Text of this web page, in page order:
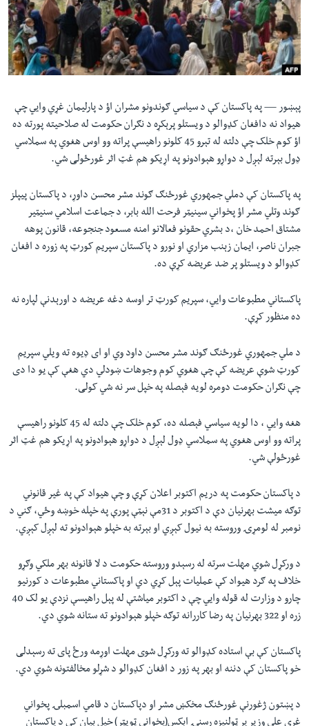
دلته
مخکې
مرکزي
لټون
واوړئ
اداریه
Learning English
ژبې
پېښور —په پاکستان کې د سیاسي ګوندونو مشران اؤ د پارلیمان غړي وایي چې
هیواد نه دافغان کډوالو د ویستلو پرېکړه د نګران حکومت له صلاحیته پورته ده
اؤ کوم خلک چې دلته له تېرو 45 کلونو راهیسې پراته وو اوس هغوي په سملاسي
ډول بېرته لېږل د دواړو هېوادونو په اړيکو هم غټ اثر غورځولی شي.
په پاکستان کې دملي جمهوري غورځنګ ګوند مشر محسن داوړ، د پاکستان پيپلز
ګوند وتلي مشر اؤ پخواني سینیټر فرحت الله بابر، د جماعت اسلامي سنیټیر
مشتاق احمد خان ،د بشري حقونو فعالانو امنه مسعود جنجوعه، قانون پوهه
جبران ناصر، ايمان زېنب مزاري او نورو د پاکستان سپريم کورټ په زوره د افغان
کډوالو د ویستلو پر ضد عریضه کړې ده.
پاکستاني مطبوعات وایي، سپريم کورټ تر اوسه دغه عریضه د اورېدنې لپاره نه
ده منظور کړې.
د ملي جمهوري غورځنګ ګوند مشر محسن داود وي او ای ډیوه ته ویلي سپريم
کورټ شوې عریضه کې چې هغوي کوم وجوهات ښودلي دي هغې کې يو دا دی
چې نګران حکومت دومره لويه فېصله په خپل سر نه شي کولی.
هغه وایي ، دا لويه سياسي فېصله ده، کوم خلک چې دلته له 45 کلونو راهیسې
پراته وو اوس هغوي په سملاسي ډول لېږل د دواړو هېوادونو په اړيکو هم غټ اثر
غورځولې شي.
د پاکستان حکومت په دريم اکتوبر اعلان کړې و چې هیواد کې په غیر قانوني
توګه میشت بهرنیان دې د اکتوبر د 31مې نېټې پورې په خپله خوښه وځي، ګني د
نومبر له لومړۍ وروسته به نيول کېږي او بېرته به خپلو هېوادونو ته لېږل کېږي.
د ورکړل شوي مهلت سرته له رسېدو وروسته حکومت د لا قانونه بهر ملکي وګړو
خلاف په ګرد هیواد کې عمليات پېل کړي دي او پاکستاني مطبوعات د کورنیو
چارو د وزارت له قوله وايي چې د اکتوبر مياشتې له پېل راهیسې نزدې یو لک 40
زره او 322 بهرنیان په رضا کاررانه توګه خپلو هېوادونو ته ستانه شوي دي.
پاکستان کې بې استاده کډوالو ته ورکړل شوی مهلت اوړمه ورځ پای ته رسېدلی
خو پاکستان کې دننه او بهر په زور د افغان کډوالو د شړلو مخالفتونه شوي دي.
د پښتون ژغورنې غورځنګ مخکښ مشر او دپاکستان د قامي اسمبلۍ پخواني
غړي علي وزیر پر ټولنیزه رسنۍ اېکس(پخواني ټويټر) خپل بیان کې د پاکستان